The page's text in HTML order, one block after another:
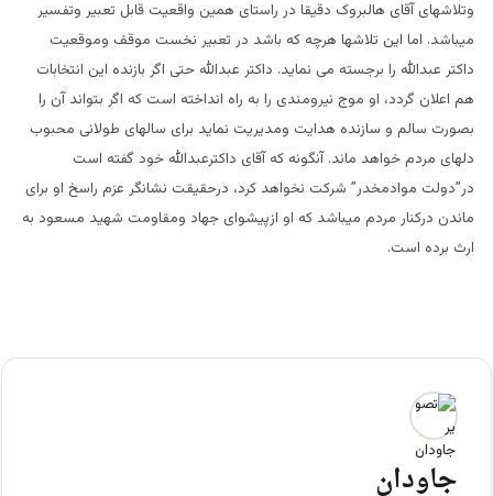
وتلاشهای آقای هالبروک دقیقا در راستای همین واقعیت قابل تعبیر وتفسیر
میباشد. اما این تلاشها هرچه که باشد در تعبیر نخست موقف وموقعیت
داکتر عبدالله را برجسته می نماید. داکتر عبدالله حتی اگر بازنده این انتخابات
هم اعلان گردد، او موج نیرومندی را به راه انداخته است که اگر بتواند آن را
بصورت سالم و سازنده هدایت ومدیریت نماید برای سالهای طولانی محبوب
دلهای مردم خواهد ماند. آنگونه که آقای داکترعبدالله خود گفته است
در”دولت موادمخدر” شرکت نخواهد کرد، درحقیقت نشانگر عزم راسخ او برای
ماندن درکنار مردم میباشد که او ازپیشوای جهاد ومقاومت شهید مسعود به
ارث برده است.
جاودان